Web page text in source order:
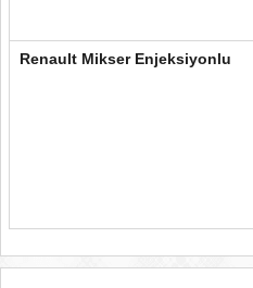
Renault Mikser Enjeksiyonlu